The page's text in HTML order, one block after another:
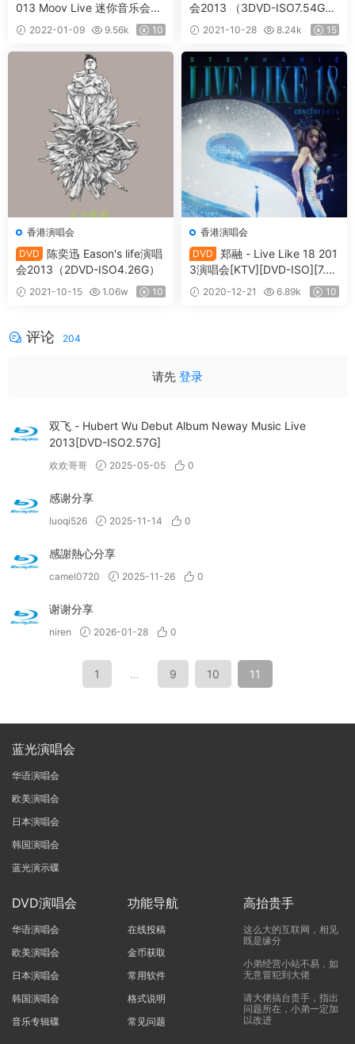
013 Moov Live 迷你音乐会）
（DVD/ISO/7.18G）
2022-01-09 9.56k 10
会2013 （3DVD-ISO7.54G+
7.45G+7.29G）
2021-10-28 8.24k 15
香港演唱会
DVD
陈奕迅 Eason's life演唱
会2013（2DVD-ISO4.26G）
2021-10-15 1.06w 10
香港演唱会
DVD
郑融 - Live Like 18 201
3演唱会[KTV][DVD-ISO][7.27
G] 2020-12-21 6.89k 10
评论 204
请先 登录
双飞 - Hubert Wu Debut Album Neway Music Live
2013[DVD-ISO2.57G]
欢欢哥哥 2025-05-05 0
感谢分享
luoqi526 2025-11-14 0
感謝熱心分享
camel0720 2025-11-26 0
谢谢分享
niren 2026-01-28 0
1 … 9 10 11
蓝光演唱会
华语演唱会
欧美演唱会
日本演唱会
韩国演唱会
蓝光演示碟
DVD演唱会
华语演唱会
欧美演唱会
日本演唱会
韩国演唱会
音乐专辑碟
功能导航
在线投稿
金币获取
常用软件
格式说明
常见问题
高抬贵手
这么大的互联网，相见
既是缘分
小弟经营小站不易，如
无意冒犯到大佬
请大佬搞台贵手，指出
问题所在，小弟一定加
以改进